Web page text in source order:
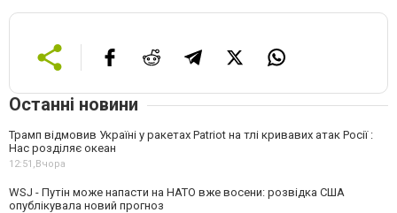
Останні новини
Трамп відмовив Україні у ракетах Patriot на тлі кривавих атак Росії :
Нас розділяє океан
12:51,Вчора
WSJ - Путін може напасти на НАТО вже восени: розвідка США
опублікувала новий прогноз